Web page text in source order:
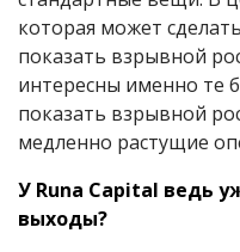
которая может
показать взрывной
интересны именно те
показать взрывной
медленно растущие
У Runa Capital ведь
выходы?